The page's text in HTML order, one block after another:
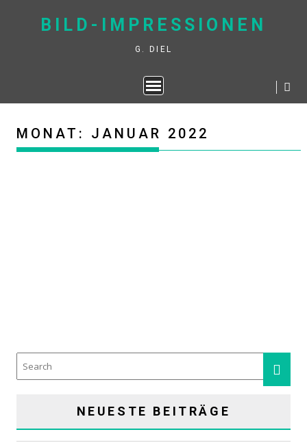
to
BILD-IMPRESSIONEN
G. DIEL
MONAT: JANUAR 2022
NEUESTE BEITRÄGE